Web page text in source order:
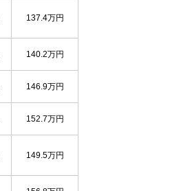
137.4万円
140.2万円
146.9万円
152.7万円
149.5万円